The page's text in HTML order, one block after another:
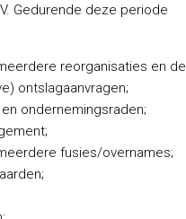
Gedurende deze periode
reorganisaties en de
ontslagaanvragen;
ondernemingsraden;
fusies/overnames;